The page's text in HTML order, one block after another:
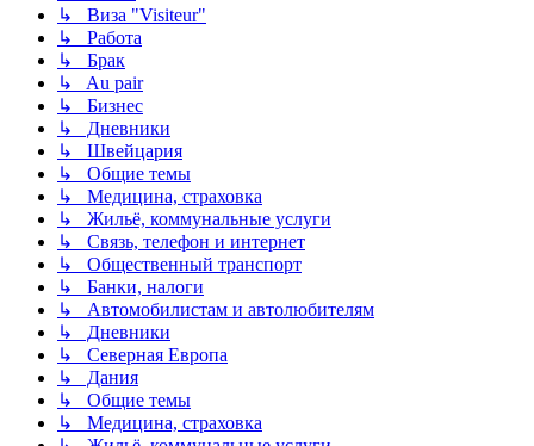
↳ Виза "Visiteur"
↳ Работа
↳ Брак
↳ Au pair
↳ Бизнес
↳ Дневники
↳ Швейцария
↳ Общие темы
↳ Медицина, страховка
↳ Жильё, коммунальные услуги
↳ Связь, телефон и интернет
↳ Общественный транспорт
↳ Банки, налоги
↳ Автомобилистам и автолюбителям
↳ Дневники
↳ Северная Европа
↳ Дания
↳ Общие темы
↳ Медицина, страховка